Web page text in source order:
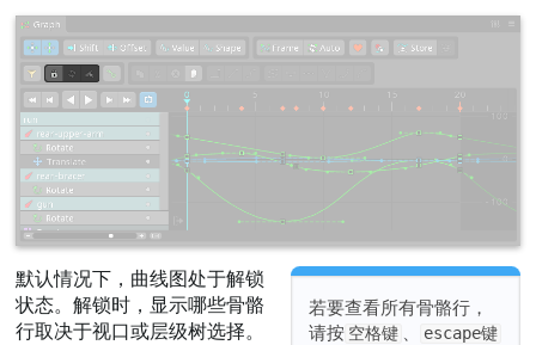
若要查看所有骨骼行，
请按 空格键 escape键
默认情况下，曲线图处于解锁
状态。解锁时，显示哪些骨骼
行取决于视口或层级树选择。